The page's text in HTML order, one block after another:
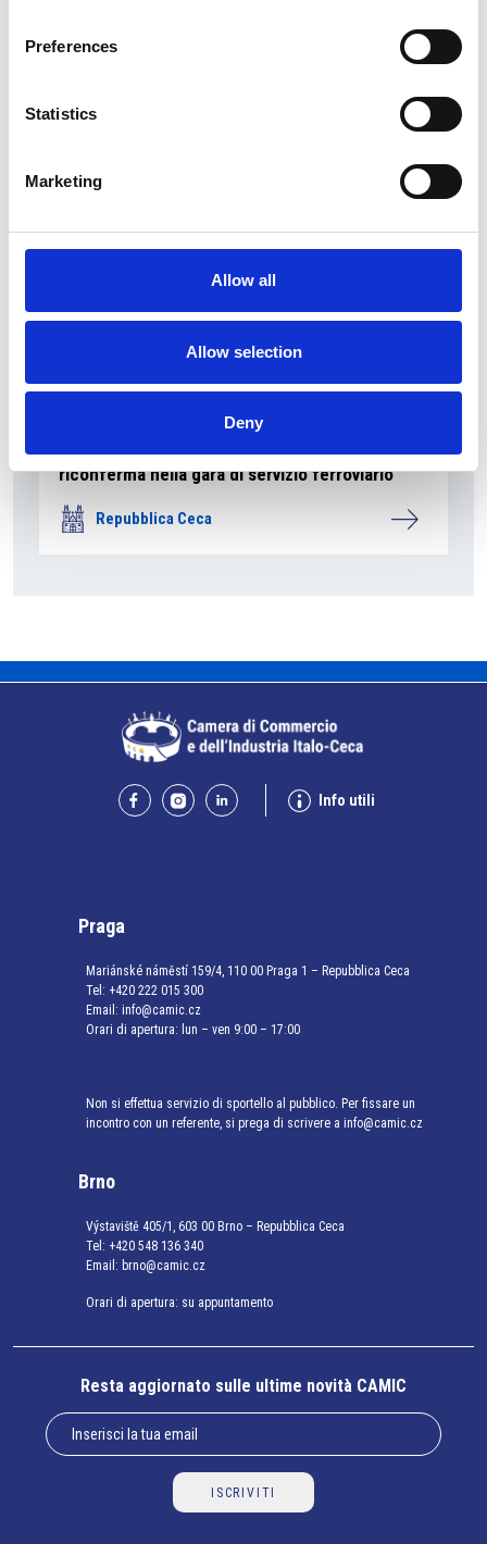
Preferences
Statistics
Marketing
Allow all
Allow selection
Deny
La Škoda avvia la produzione del suo SUV Peaq
Repubblica Ceca
riconferma nella gara di servizio ferroviario
Repubblica Ceca
Info utili
Praga
Mariánské náměstí 159/4, 110 00 Praga 1 – Repubblica Ceca
Tel: +420 222 015 300
Email: info@camic.cz
Orari di apertura: lun – ven 9:00 – 17:00
Non si effettua servizio di sportello al pubblico. Per fissare un
incontro con un referente, si prega di scrivere a info@camic.cz
Brno
Výstaviště 405/1, 603 00 Brno – Repubblica Ceca
Tel: +420 548 136 340
Email: brno@camic.cz
Orari di apertura: su appuntamento
Resta aggiornato sulle ultime novità CAMIC
ISCRIVITI